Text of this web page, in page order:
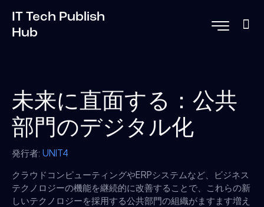
IT Tech Publish
Hub
未来に直面する：公共
部門のデジタル化
発行者: UNIT4
クラウドコンピューティングやERPシステムなど、ビジネス
テクノロジーの機能を継続的に改善することで、これらの新
しいテクノロジーを採用する公共部門の組織がますます増え